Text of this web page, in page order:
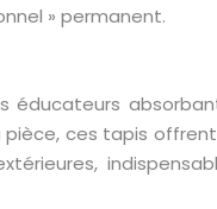
» permanent.
éducateurs
ces tapis